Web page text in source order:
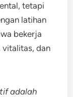
tetapi
latihan
bekerja
vitalitas, dan
adalah